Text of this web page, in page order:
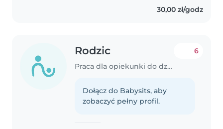
30,00 zł/godz
Rodzic
Praca dla opiekunki do dziecka w Gliwice
6
Dołącz do Babysits, aby
zobaczyć pełny profil.